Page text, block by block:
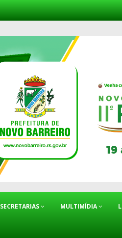
SECRETARIAS MULTIMÍDIA